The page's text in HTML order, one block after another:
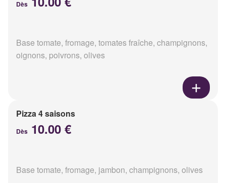
Dès
Base tomate, fromage, tomates fraîche, champignons,
oignons, poivrons, olives
Pizza 4 saisons
Dès 10.00 €
Base tomate, fromage, jambon, champignons, olives